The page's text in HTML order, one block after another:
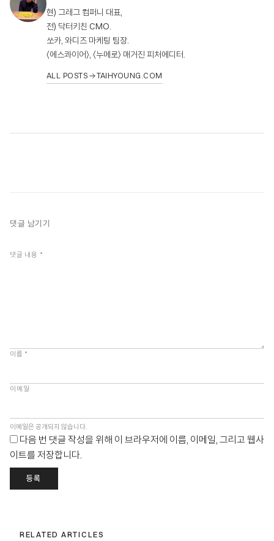
현) 그레그 컴퍼니 대표,
전) 닥터키친 CMO.
쏘카, 와디즈 마케팅 팀장.
〈에스콰이어〉, 〈누메로〉 매거진 피처에디터.
ALL POSTS TAIHYOUNG.COM
댓글 남기기
댓글 내용 *
이름 *
이메일
이메일은 공개되지 않습니다.
다음 번 댓글 작성을 위해 이 브라우저에 이름, 이메일, 그리고 웹사
이트를 저장합니다.
등록
RELATED ARTICLES